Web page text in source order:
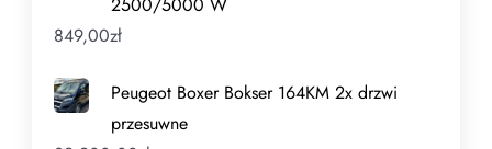
849,00zł
Peugeot Boxer Bokser 164KM 2x drzwi
przesuwne